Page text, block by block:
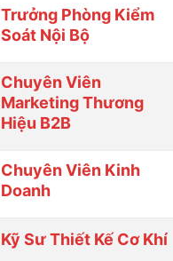
Trưởng Phòng Kiểm
Soát Nội Bộ
Chuyên Viên
Marketing Thương
Hiệu B2B
Chuyên Viên Kinh
Doanh
Kỹ Sư Thiết Kế Cơ Khí